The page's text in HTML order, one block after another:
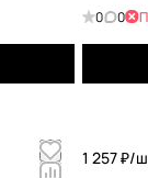
0 0
1 257 ₽/